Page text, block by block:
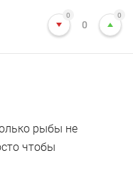
0
0
0
рыбы не
чтобы